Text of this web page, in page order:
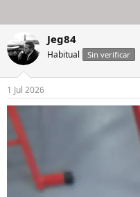
Jeg84
Habitual Sin verificar
1 Jul 2026